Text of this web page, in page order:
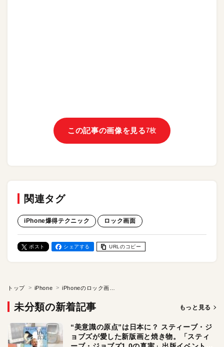
この記事の画像を見る7枚
関連タグ
iPhone爆得テクニック ロック画面
ポスト シェアする URLのコピー
トップ iPhone
未分類の新着記事 もっと見る
“美意識の原点”は日本に？ スティーブ・ジ
ョブズが愛した新版画と焼き物。「スティ